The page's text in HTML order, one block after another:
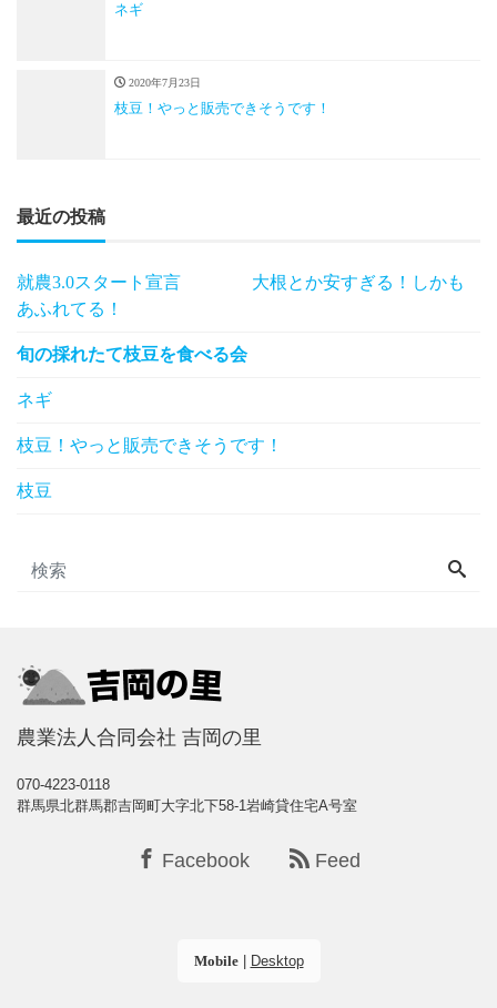
ネギ
2020年7月23日
枝豆！やっと販売できそうです！
最近の投稿
就農3.0スタート宣言 大根とか安すぎる！しかも
あふれてる！
旬の採れたて枝豆を食べる会
ネギ
枝豆！やっと販売できそうです！
枝豆
農業法人合同会社 吉岡の里
070-4223-0118
群馬県北群馬郡吉岡町大字北下58-1岩崎貸住宅A号室
Facebook Feed
Mobile| Desktop